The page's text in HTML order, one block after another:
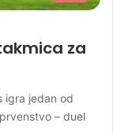
za
igra jedan od
– duel